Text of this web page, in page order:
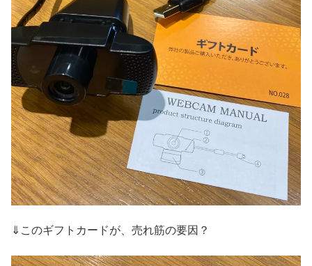
⇓このギフトカードが、売れ筋の要因？